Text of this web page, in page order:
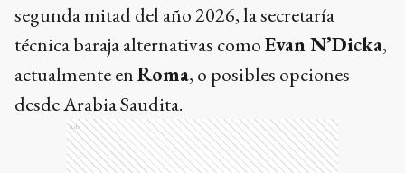
segunda mitad del año 2026, la secretaría
técnica baraja alternativas comoEvan N’Dicka,
actualmente enRoma, o posibles opciones
desde Arabia Saudita.
Ads